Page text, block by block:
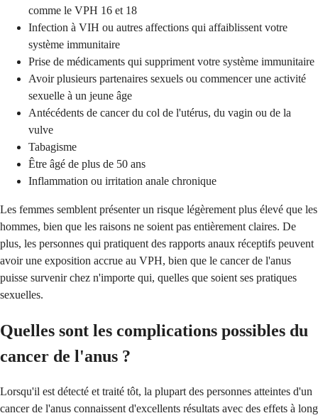
comme le VPH 16 et 18
Infection à VIH ou autres affections qui affaiblissent votre
système immunitaire
Prise de médicaments qui suppriment votre système immunitaire
Avoir plusieurs partenaires sexuels ou commencer une activité
sexuelle à un jeune âge
Antécédents de cancer du col de l'utérus, du vagin ou de la
vulve
Tabagisme
Être âgé de plus de 50 ans
Inflammation ou irritation anale chronique
Les femmes semblent présenter un risque légèrement plus élevé que les
hommes, bien que les raisons ne soient pas entièrement claires. De
plus, les personnes qui pratiquent des rapports anaux réceptifs peuvent
avoir une exposition accrue au VPH, bien que le cancer de l'anus
puisse survenir chez n'importe qui, quelles que soient ses pratiques
sexuelles.
Quelles sont les complications possibles du
cancer de l'anus ?
Lorsqu'il est détecté et traité tôt, la plupart des personnes atteintes d'un
cancer de l'anus connaissent d'excellents résultats avec des effets à long